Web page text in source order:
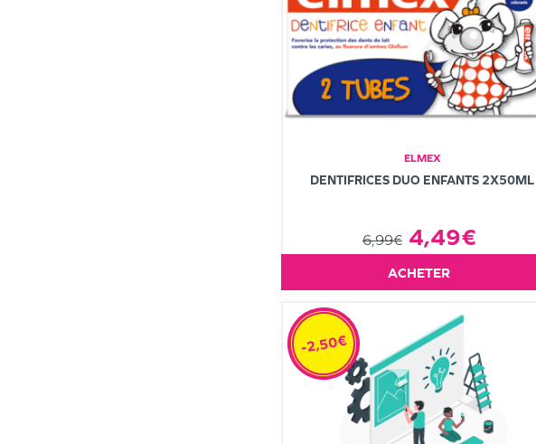
ELMEX
DENTIFRICES DUO ENFANTS 2X50ML
6,99€ 4,49€
ACHETER
-2,50€